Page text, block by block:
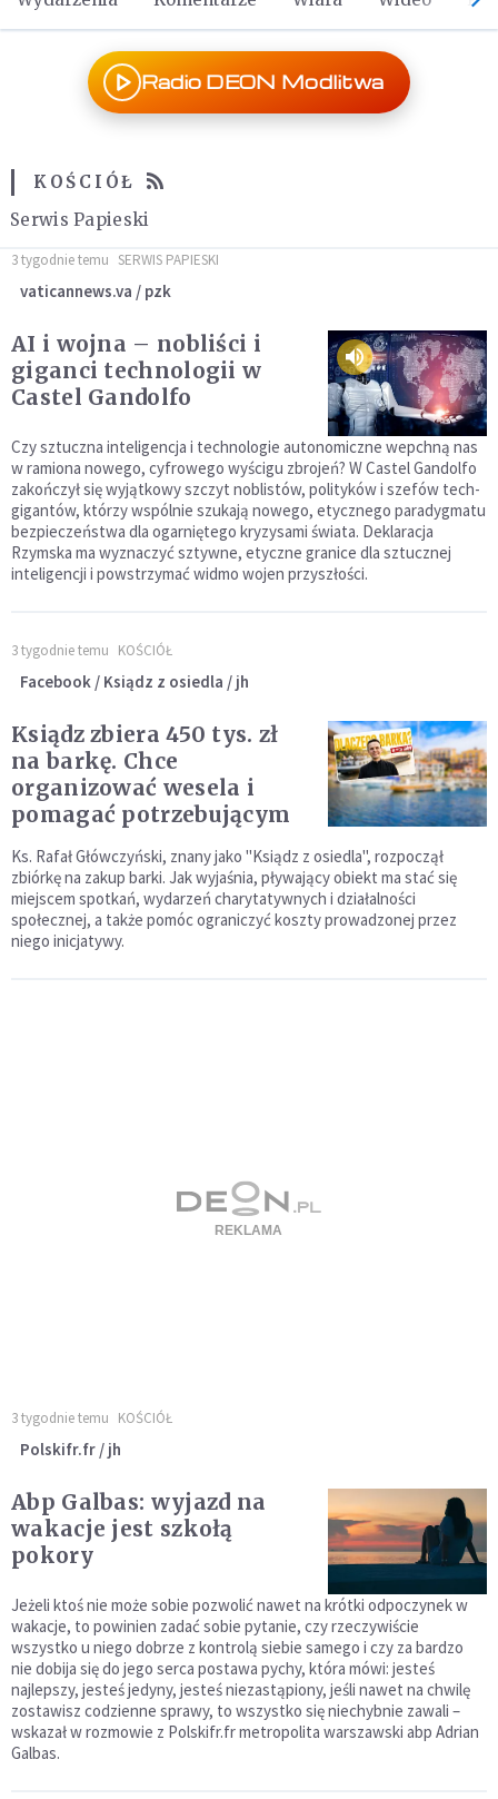
Radio DEON Modlitwa
KOŚCIÓŁ
Serwis Papieski
3 tygodnie temu SERWIS PAPIESKI
vaticannews.va / pzk
AI i wojna – nobliści i
giganci technologii w
Castel Gandolfo
Czy sztuczna inteligencja i technologie autonomiczne wepchną nas
w ramiona nowego, cyfrowego wyścigu zbrojeń? W Castel Gandolfo
zakończył się wyjątkowy szczyt noblistów, polityków i szefów tech-
gigantów, którzy wspólnie szukają nowego, etycznego paradygmatu
bezpieczeństwa dla ogarniętego kryzysami świata. Deklaracja
Rzymska ma wyznaczyć sztywne, etyczne granice dla sztucznej
inteligencji i powstrzymać widmo wojen przyszłości.
3 tygodnie temu KOŚCIÓŁ
Facebook / Ksiądz z osiedla / jh
Ksiądz zbiera 450 tys. zł
na barkę. Chce
organizować wesela i
pomagać potrzebującym
Ks. Rafał Główczyński, znany jako "Ksiądz z osiedla", rozpoczął
zbiórkę na zakup barki. Jak wyjaśnia, pływający obiekt ma stać się
miejscem spotkań, wydarzeń charytatywnych i działalności
społecznej, a także pomóc ograniczyć koszty prowadzonej przez
niego inicjatywy.
3 tygodnie temu KOŚCIÓŁ
Polskifr.fr / jh
Abp Galbas: wyjazd na
wakacje jest szkołą
pokory
Jeżeli ktoś nie może sobie pozwolić nawet na krótki odpoczynek w
wakacje, to powinien zadać sobie pytanie, czy rzeczywiście
wszystko u niego dobrze z kontrolą siebie samego i czy za bardzo
nie dobija się do jego serca postawa pychy, która mówi: jesteś
najlepszy, jesteś jedyny, jesteś niezastąpiony, jeśli nawet na chwilę
zostawisz codzienne sprawy, to wszystko się niechybnie zawali –
wskazał w rozmowie z Polskifr.fr metropolita warszawski abp Adrian
Galbas.